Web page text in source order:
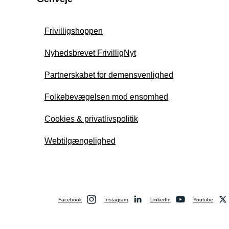
Frivilligshoppen
Nyhedsbrevet FrivilligNyt
Partnerskabet for demensvenlighed
Folkebevægelsen mod ensomhed
Cookies & privatlivspolitik
Webtilgængelighed
Facebook Instagram LinkedIn Youtube